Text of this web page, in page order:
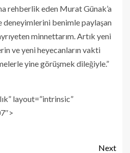
rehberlik eden Murat Günak’a
deneyimlerini benimle paylaşan
minnettarım. Artık yeni
ve yeni heyecanların vakti
yine görüşmek dileğiyle.”
layout=”intrinsic”
Next